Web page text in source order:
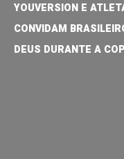
YOUVERSION E
CONVIDAM
DEUS DURANTE A